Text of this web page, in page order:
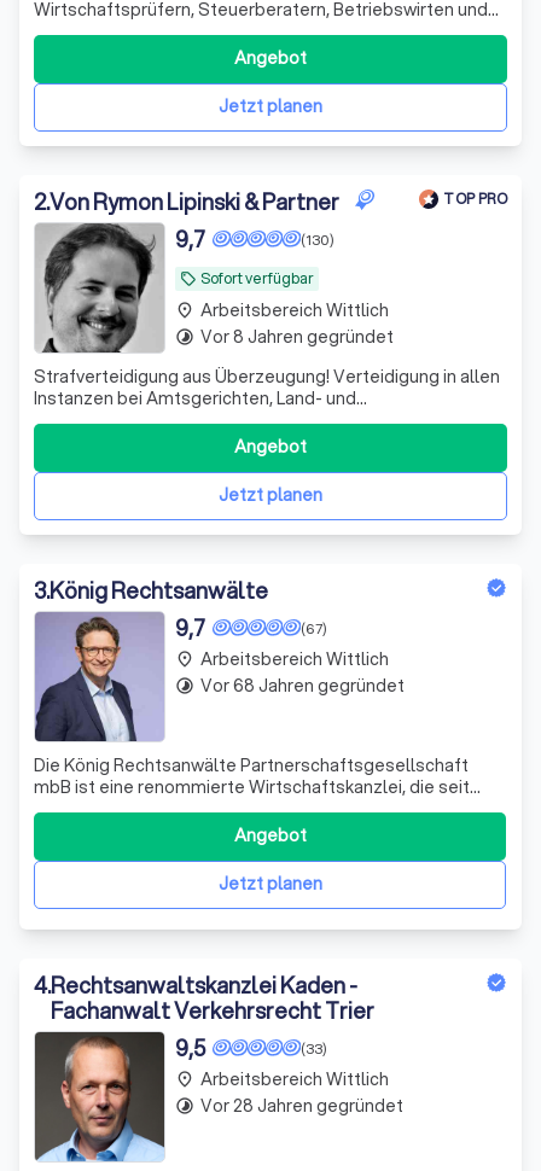
Wirtschaftsprüfern, Steuerberatern, Betriebswirten und
Fachanwälten. Seit 1995 unterstützen wir unsere
Mandanten erfolgreich in schwierigen Finanzsituationen.
Wir sehen uns nicht nur als Ansprechpartner, sondern auch
als Ratgeber und Umsetzer von Lösungen.
Jetzt planen
Angebot
2.Von Rymon Lipinski & Partner TOP PRO
local_offer Sofort verfügbar
(130)
9,7
Strafverteidigung aus Überzeugung! Verteidigung in allen
Instanzen bei Amtsgerichten, Land- und
Oberlandesgerichten, sowie dem BGH. Direkter Kontakt,
große Erfahrung, 24/7 erreichbar!
Jetzt planen
Angebot
place Arbeitsbereich Wittlich
timelapse Vor 8 Jahren gegründet
3.König Rechtsanwälte
(67)
9,7
Die König Rechtsanwälte Partnerschaftsgesellschaft
mbB ist eine renommierte Wirtschaftskanzlei, die seit
ihrer Gründung im Jahr 1957 einen hervorragenden Ruf in
der Rechtsbranche genießt. Mit einem Team von 14
Rechtsanwälten und 16 Fachanwaltschaften bieten wir
Ihnen eine kompetente, spezialisierte
Jetzt planen
Angebot
place Arbeitsbereich Wittlich
timelapse Vor 68 Jahren gegründet
4.Rechtsanwaltskanzlei Kaden -
Fachanwalt Verkehrsrecht Trier
(33)
9,5
place Arbeitsbereich Wittlich
timelapse Vor 28 Jahren gegründet